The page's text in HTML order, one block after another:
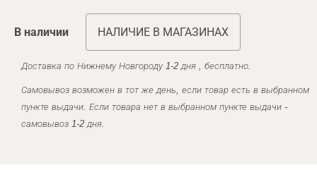
В наличии НАЛИЧИЕ В МАГАЗИНАХ
Доставка по Нижнему Новгороду 1-2 дня , бесплатно.
Самовывоз возможен в тот же день, если товар есть в выбранном
пункте выдачи. Если товара нет в выбранном пункте выдачи -
самовывоз 1-2 дня.